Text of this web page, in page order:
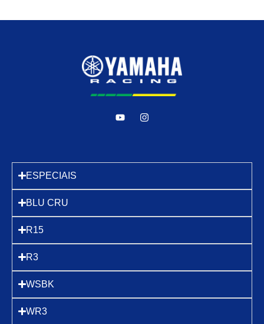
ESPECIAIS
BLU CRU
R15
R3
WSBK
WR3